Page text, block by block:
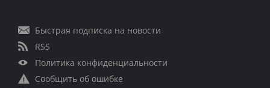
Быстрая подписка на новости
RSS
Политика конфиденциальности
Сообщить об ошибке